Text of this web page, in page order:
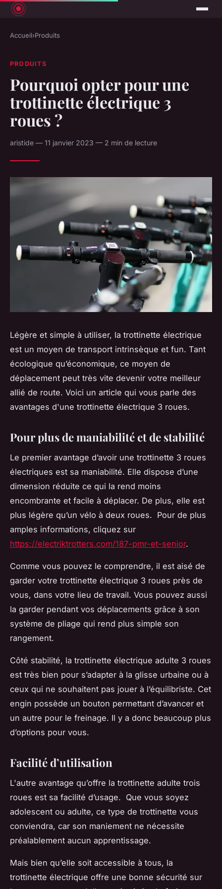
Accueil›Produits
PRODUITS
Pourquoi opter pour une
trottinette électrique 3
roues ?
aristide — 11 janvier 2023 — 2 min de lecture
Légère et simple à utiliser, la trottinette électrique
est un moyen de transport intrinsèque et fun. Tant
écologique qu’économique, ce moyen de
déplacement peut très vite devenir votre meilleur
allié de route. Voici un article qui vous parle des
avantages d'une trottinette électrique 3 roues.
Pour plus de maniabilité et de stabilité
Le premier avantage d’avoir une trottinette 3 roues
électriques est sa maniabilité. Elle dispose d’une
dimension réduite ce qui la rend moins
encombrante et facile à déplacer. De plus, elle est
plus légère qu’un vélo à deux roues. Pour de plus
amples informations, cliquez sur
https://electriktrotters.com/187-pmr-et-senior.
Comme vous pouvez le comprendre, il est aisé de
garder votre trottinette électrique 3 roues près de
vous, dans votre lieu de travail. Vous pouvez aussi
la garder pendant vos déplacements grâce à son
système de pliage qui rend plus simple son
rangement.
Côté stabilité, la trottinette électrique adulte 3 roues
est très bien pour s’adapter à la glisse urbaine ou à
ceux qui ne souhaitent pas jouer à l’équilibriste. Cet
engin possède un bouton permettant d’avancer et
un autre pour le freinage. Il y a donc beaucoup plus
d’options pour vous.
Facilité d’utilisation
L'autre avantage qu’offre la trottinette adulte trois
roues est sa facilité d’usage. Que vous soyez
adolescent ou adulte, ce type de trottinette vous
conviendra, car son maniement ne nécessite
préalablement aucun apprentissage.
Mais bien qu’elle soit accessible à tous, la
trottinette électrique offre une bonne sécurité sur